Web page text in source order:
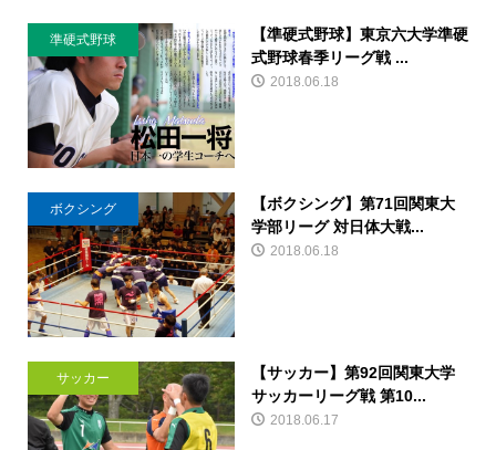
準硬式野球
【準硬式野球】東京六大学準硬
式野球春季リーグ戦 ...
2018.06.18
ボクシング
【ボクシング】第71回関東大
学部リーグ 対日体大戦...
2018.06.18
サッカー
【サッカー】第92回関東大学
サッカーリーグ戦 第10...
2018.06.17